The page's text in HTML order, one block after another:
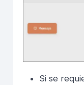
Si se